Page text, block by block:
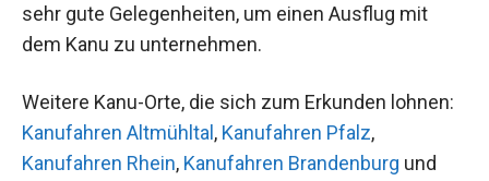
sehr gute Gelegenheiten, um einen Ausflug mit
dem Kanu zu unternehmen.
Weitere Kanu-Orte, die sich zum Erkunden lohnen:
Kanufahren Altmühltal , Kanufahren Pfalz,
Kanufahren Rhein, Kanufahren Brandenburg und